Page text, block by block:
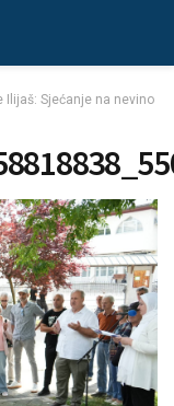
Ilijaš: Sjećanje na nevino